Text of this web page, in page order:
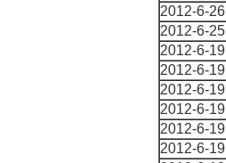
2012-6-26
2012-6-25
2012-6-19
2012-6-19
2012-6-19
2012-6-19
2012-6-19
2012-6-19